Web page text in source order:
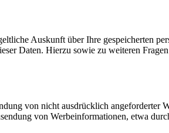
Auskunft über Ihre gespeicherten
Daten. Hierzu sowie zu weiteren
von nicht ausdrücklich
von Werbeinformationen, etwa